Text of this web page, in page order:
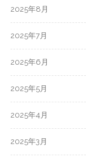
2025年8月
2025年7月
2025年6月
2025年5月
2025年4月
2025年3月